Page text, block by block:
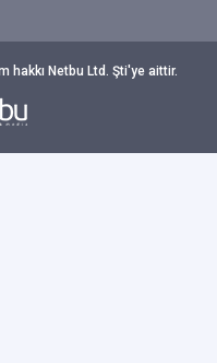
hakkı Netbu Ltd. Şti'ye aittir.